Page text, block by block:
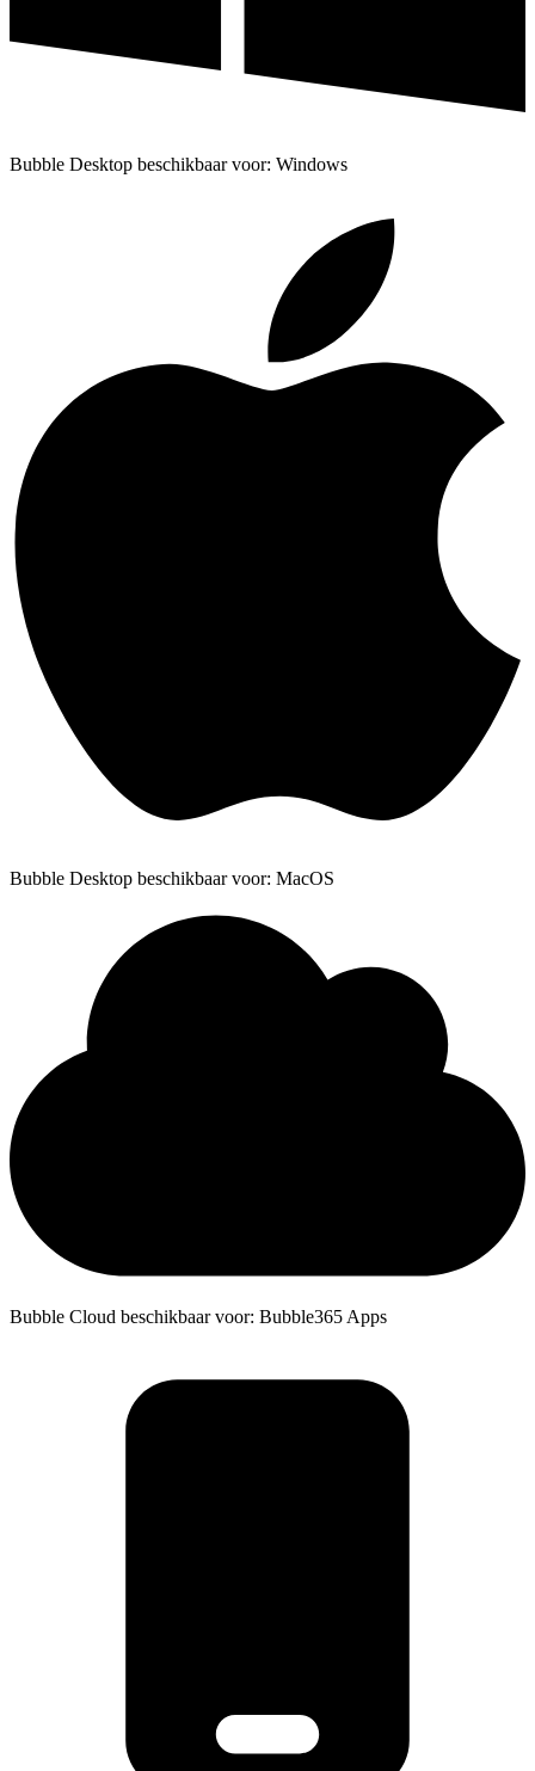
Bubble Desktop beschikbaar voor: Windows
Bubble Desktop beschikbaar voor: MacOS
Bubble Cloud beschikbaar voor: Bubble365 Apps